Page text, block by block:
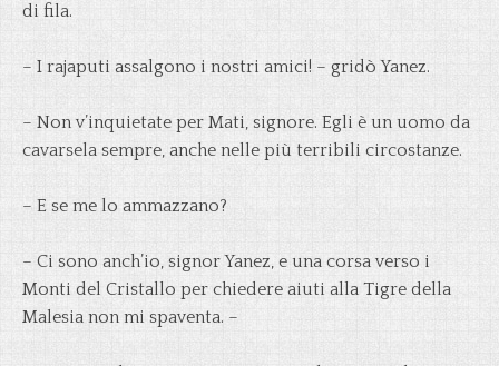
di fila.
– I rajaputi assalgono i nostri amici! – gridò Yanez.
– Non v’inquietate per Mati, signore. Egli è un uomo da
cavarsela sempre, anche nelle più terribili circostanze.
– E se me lo ammazzano?
– Ci sono anch’io, signor Yanez, e una corsa verso i
Monti del Cristallo per chiedere aiuti alla Tigre della
Malesia non mi spaventa. –